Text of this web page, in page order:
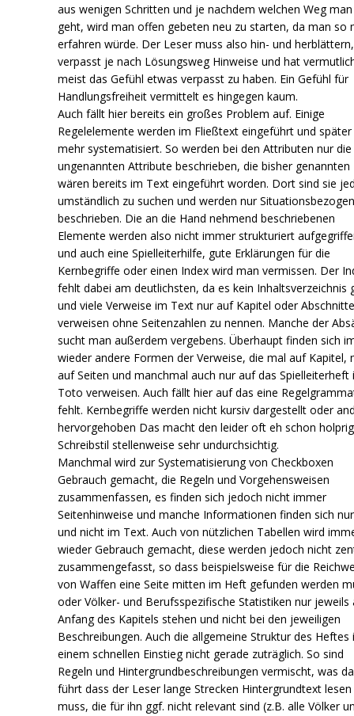
aus wenigen Schritten und je nachdem welchen Weg man
geht, wird man offen gebeten neu zu starten, da man so
erfahren würde. Der Leser muss also hin- und herblättern,
verpasst je nach Lösungsweg Hinweise und hat
meist das Gefühl etwas verpasst zu haben. Ein Gefühl für
Handlungsfreiheit vermittelt es hingegen kaum.
Auch fällt hier bereits ein großes Problem auf. Einige
Regelelemente werden im Fließtext eingeführt und
mehr systematisiert. So werden bei den Attributen nur die
ungenannten Attribute beschrieben, die bisher genannten
wären bereits im Text eingeführt worden. Dort sind sie
umständlich zu suchen und werden nur
beschrieben. Die an die Hand nehmend beschriebenen
Elemente werden also nicht immer strukturiert
und auch eine Spielleiterhilfe, gute Erklärungen für die
Kernbegriffe oder einen Index wird man vermissen. Der
fehlt dabei am deutlichsten, da es kein Inhaltsverzeichnis
und viele Verweise im Text nur auf Kapitel oder
verweisen ohne Seitenzahlen zu nennen. Manche der
sucht man außerdem vergebens. Überhaupt finden sich
wieder andere Formen der Verweise, die mal auf Kapitel,
auf Seiten und manchmal auch nur auf das Spielleiterheft
Toto verweisen. Auch fällt hier auf das eine
fehlt. Kernbegriffe werden nicht kursiv dargestellt oder
hervorgehoben Das macht den leider oft eh schon
Schreibstil stellenweise sehr undurchsichtig.
Manchmal wird zur Systematisierung von Checkboxen
Gebrauch gemacht, die Regeln und Vorgehensweisen
zusammenfassen, es finden sich jedoch nicht immer
Seitenhinweise und manche Informationen finden sich
und nicht im Text. Auch von nützlichen Tabellen wird
wieder Gebrauch gemacht, diese werden jedoch nicht
zusammengefasst, so dass beispielsweise für die
von Waffen eine Seite mitten im Heft gefunden werden
oder Völker- und Berufsspezifische Statistiken nur jeweils
Anfang des Kapitels stehen und nicht bei den jeweiligen
Beschreibungen. Auch die allgemeine Struktur des Heftes
einem schnellen Einstieg nicht gerade zuträglich. So sind
Regeln und Hintergrundbeschreibungen vermischt, was
führt dass der Leser lange Strecken Hintergrundtext lesen
muss, die für ihn ggf. nicht relevant sind (z.B. alle Völker